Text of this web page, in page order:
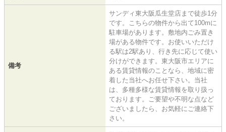
備考
サンディ東大阪瓜生堂店まで徒歩1分
です。こちらの物件から出て100mに
駐車場があります。敷地内ごみ置き
場がある物件です。お使いいただけ
る駅は2駅あり、行き先に応じて使い
分けができます。東大阪市エリアに
ある賃貸情報のことなら、地域に密
着した当社へお任せ下さい。当社
は、多種多様な賃貸情報を取り扱っ
ております。ご要望や不明な点など
ございましたら、お気軽にご連絡下
さい。